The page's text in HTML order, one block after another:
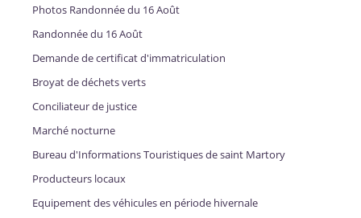
Photos Randonnée du 16 Août
Randonnée du 16 Août
Demande de certificat d'immatriculation
Broyat de déchets verts
Conciliateur de justice
Marché nocturne
Bureau d'Informations Touristiques de saint Martory
Producteurs locaux
Equipement des véhicules en période hivernale